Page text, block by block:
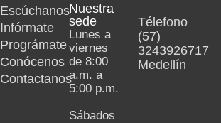
Escúchanos
Infórmate
Prográmate
Conócenos
Contactanos
Nuestra
sede
Lunes a
viernes
de 8:00
a.m. a
5:00 p.m.
Sábados
Télefono
(57)
3243926717
Medellín